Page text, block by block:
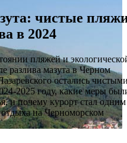
чистые
в 2024
пляжей и
разлива мазута в Черном
остались
2025 году, какие меры
и почему курорт стал одним
на Черноморском